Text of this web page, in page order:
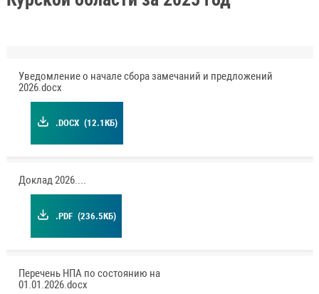
Уведомление о начале сбора замечаний и предложений
2026.docx
.DOCX (12.1КБ)
Доклад 2026.pdf
.PDF (236.5КБ)
Перечень НПА по состоянию на
01.01.2026.docx